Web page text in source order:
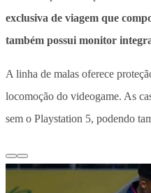
exclusiva de viagem que
também possui monitor
A linha de malas oferece
locomoção do videogame. As
sem o Playstation 5, podendo